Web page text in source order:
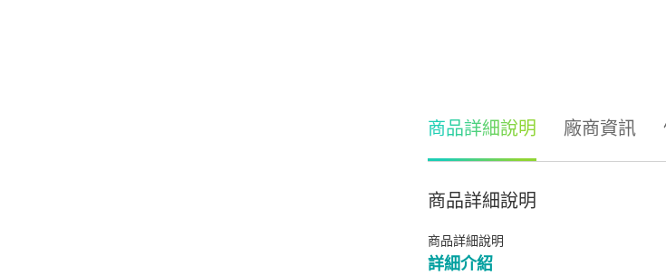
商品詳細說明 廠商資訊
商品詳細說明
商品詳細說明
詳細介紹